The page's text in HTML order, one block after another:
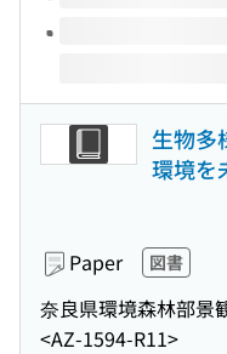
生物多
環境を
Paper 図書
奈良県環境森林部景
<AZ-1594-R11>